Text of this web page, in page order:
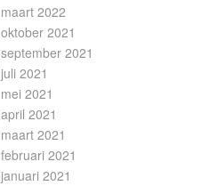
maart 2022
oktober 2021
september 2021
juli 2021
mei 2021
april 2021
maart 2021
februari 2021
januari 2021